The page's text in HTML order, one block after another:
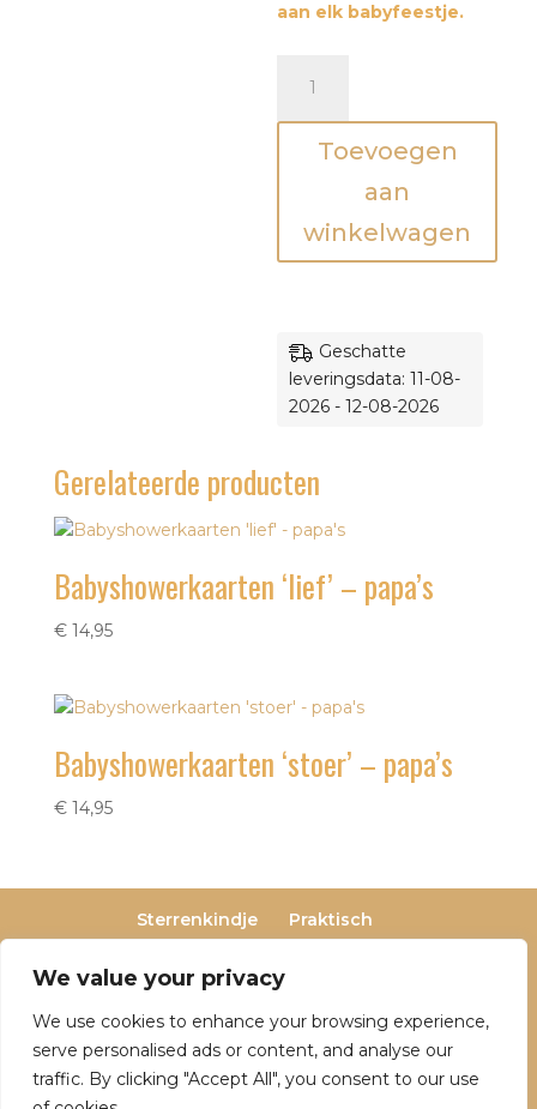
We value your privacy
We use cookies to enhance your browsing experience,
serve personalised ads or content, and analyse our
traffic. By clicking "Accept All", you consent to our use
aan elk babyfeestje.
'welkom'
-
papa'sToevoegen
aan
winkelwagen
Geschatte
leveringsdata: 11-08-
2026 - 12-08-2026
Gerelateerde producten
Babyshowerkaarten ‘lief’ – papa’s
€14,95
Babyshowerkaarten ‘stoer’ – papa’s
€14,95
Sterrenkindje
Praktisch
Terugbetaal- en retourneringsbeleid
Over Dutch Dreamers